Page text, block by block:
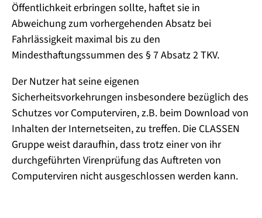
Öffentlichkeit erbringen sollte, haftet sie in
Abweichung zum vorhergehenden Absatz bei
Fahrlässigkeit maximal bis zu den
Mindesthaftungssummen des § 7 Absatz 2 TKV.
Der Nutzer hat seine eigenen
Sicherheitsvorkehrungen insbesondere bezüglich des
Schutzes vor Computerviren, z.B. beim Download von
Inhalten der Internetseiten, zu treffen. Die CLASSEN
Gruppe weist daraufhin, dass trotz einer von ihr
durchgeführten Virenprüfung das Auftreten von
Computerviren nicht ausgeschlossen werden kann.